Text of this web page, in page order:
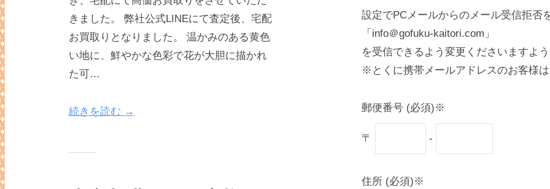
きました。 弊社公式LINEにて査定後、宅配
お買取りとなりました。 温かみのある黄色
い地に、鮮やかな色彩で花が大胆に描かれ
た可…
続きを読む →
設定でPCメールからのメール受信拒否
「info＠gofuku-kaitori.com」
を受信できるよう変更くださいますよ
※とくに携帯メールアドレスのお客様
郵便番号 (必須)※
〒 -
住所 (必須)※